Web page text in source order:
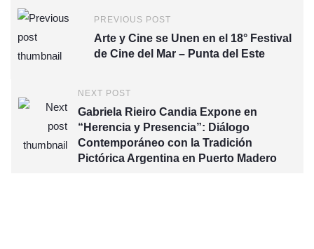
PREVIOUS POST
Arte y Cine se Unen en el 18° Festival
de Cine del Mar – Punta del Este
NEXT POST
Gabriela Rieiro Candia Expone en
“Herencia y Presencia”: Diálogo
Contemporáneo con la Tradición
Pictórica Argentina en Puerto Madero